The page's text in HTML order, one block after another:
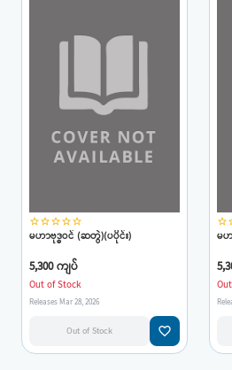
star_borderstar_borderstar_borderstar_borderstar_border
မဟာဗုဒ္ဓဝင် (ဆတွဲ)(ပပိုင်း)
5,300 ကျပ်
Out of Stock
Releases Mar 28, 2026
Out of Stock favorite_border
star_border
မဟ